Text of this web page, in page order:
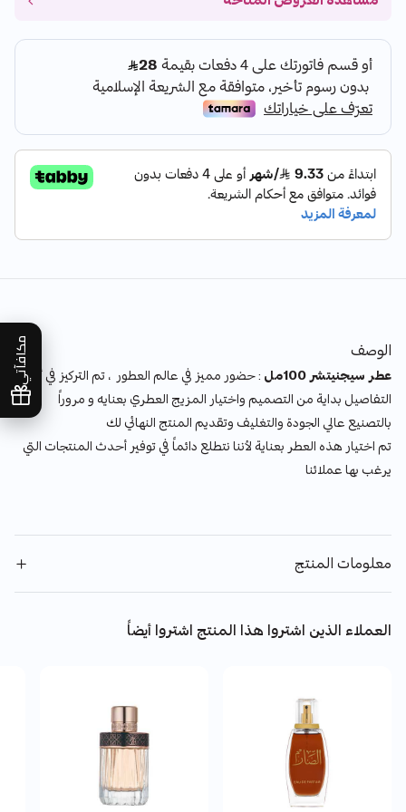
مكافآتي الوصف
عطر سيجنيتشر 100مل
: حضور مميز في عالم العطور ، تم التركيز في أدق
التفاصيل بداية من التصميم واختيار المزيج العطري بعنايه و مروراً
بالتصنيع عالي الجودة والتغليف وتقديم المنتج النهائي لك
تم اختيار هذه العطر بعناية لأننا نتطلع دائماً في توفير أحدث المنتجات التي
يرغب بها عملائنا
معلومات المنتج
العملاء الذين اشتروا هذا المنتج اشتروا أيضاً